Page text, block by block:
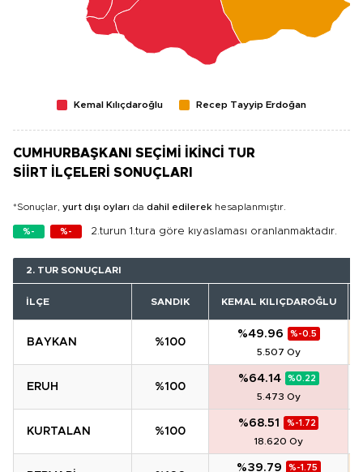
Kemal Kılıçdaroğlu Recep Tayyip Erdoğan
CUMHURBAŞKANI SEÇİMİ İKİNCİ TUR
SİİRT İLÇELERİ SONUÇLARI
*Sonuçlar, yurt dışı oyları da dahil edilerek hesaplanmıştır.
%- %- 2.turun 1.tura göre kıyaslaması oranlanmaktadır.
2. TUR SONUÇLARI
İLÇE SANDIK KEMAL KILIÇDAROĞLU
BAYKAN %100
%49.96 %-0.5
5.507 Oy
ERUH %100
%64.14 %0.22
5.473 Oy
KURTALAN %100
%68.51 %-1.72
18.620 Oy
%39.79 %-1.75